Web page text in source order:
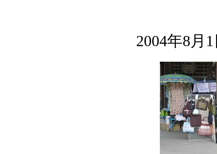
2004年8月